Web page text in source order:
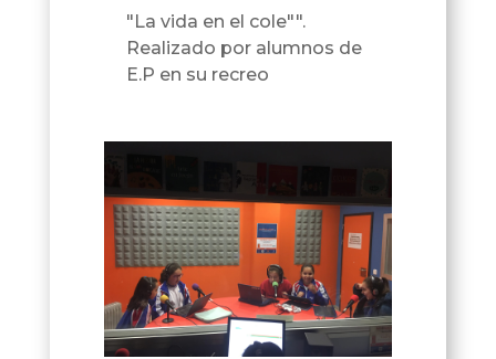
"La vida en el cole"".
Realizado por alumnos de
E.P en su recreo